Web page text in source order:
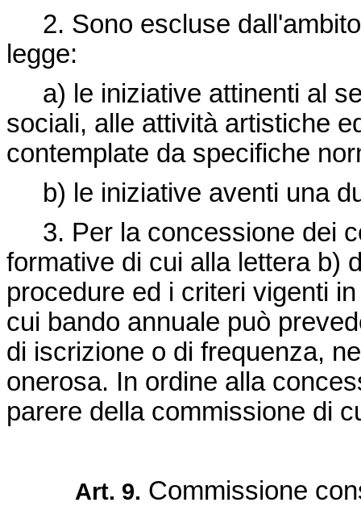
2. Sono escluse
legge:
a) le iniziative attinenti al
sociali, alle attività artistiche
contemplate da specifiche
b) le iniziative aventi una
3. Per la concessione dei
formative di cui alla lettera b)
procedure ed i criteri vigenti
cui bando annuale può
di iscrizione o di frequenza,
onerosa. In ordine alla
parere della commissione di
Art. 9. Commissione